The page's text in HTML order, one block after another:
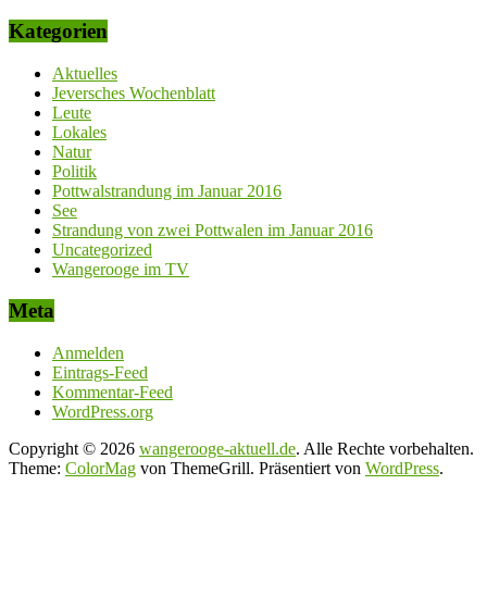
Kategorien
Aktuelles
Jeversches Wochenblatt
Leute
Lokales
Natur
Politik
Pottwalstrandung im Januar 2016
See
Strandung von zwei Pottwalen im Januar 2016
Uncategorized
Wangerooge im TV
Meta
Anmelden
Eintrags-Feed
Kommentar-Feed
WordPress.org
Copyright © 2026 wangerooge-aktuell.de. Alle Rechte vorbehalten.
Theme: ColorMag von ThemeGrill. Präsentiert von WordPress.